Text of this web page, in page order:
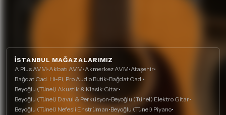
İSTANBUL MAĞAZALARIMIZ
A Plus AVM•Akbatı AVM•Akmerkez AVM•Ataşehir•
Bağdat Cad. Hi-Fi, Pro Audio Butik•Bağdat Cad.•
Beyoğlu (Tünel) Akustik & Klasik Gitar•
Beyoğlu (Tünel) Davul & Perküsyon•Beyoğlu (Tünel) Elektro Gitar•
Beyoğlu (Tünel) Nefesli Enstrüman•Beyoğlu (Tünel) Piyano•